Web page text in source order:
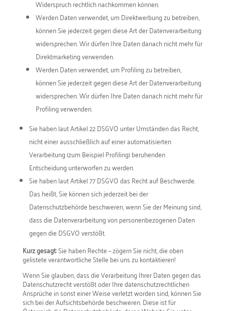
Widerspruch rechtlich nachkommen können.
Werden Daten verwendet, um Direktwerbung zu betreiben,
können Sie jederzeit gegen diese Art der Datenverarbeitung
widersprechen. Wir dürfen Ihre Daten danach nicht mehr für
Direktmarketing verwenden.
Werden Daten verwendet, um Profiling zu betreiben,
können Sie jederzeit gegen diese Art der Datenverarbeitung
widersprechen. Wir dürfen Ihre Daten danach nicht mehr für
Profiling verwenden.
Sie haben laut Artikel 22 DSGVO unter Umständen das Recht,
nicht einer ausschließlich auf einer automatisierten
Verarbeitung (zum Beispiel Profiling) beruhenden
Entscheidung unterworfen zu werden.
Sie haben laut Artikel 77 DSGVO das Recht auf Beschwerde.
Das heißt, Sie können sich jederzeit bei der
Datenschutzbehörde beschweren, wenn Sie der Meinung sind,
dass die Datenverarbeitung von personenbezogenen Daten
gegen die DSGVO verstößt.
Kurz gesagt:Sie haben Rechte – zögern Sie nicht, die oben
gelistete verantwortliche Stelle bei uns zu kontaktieren!
Wenn Sie glauben, dass die Verarbeitung Ihrer Daten gegen das
Datenschutzrecht verstößt oder Ihre datenschutzrechtlichen
Ansprüche in sonst einer Weise verletzt worden sind, können Sie
sich bei der Aufsichtsbehörde beschweren. Diese ist für